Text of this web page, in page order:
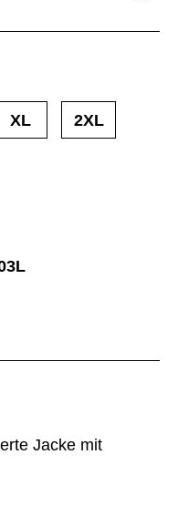
Jacke mit
XL 2XL